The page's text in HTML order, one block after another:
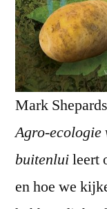
Mark
Agro-ecologie
buitenluileert
en hoe we